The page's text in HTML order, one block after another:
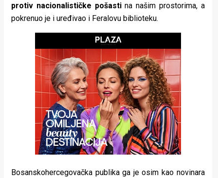
Ideje
Aktivizam
Aktuelnosti
About
protiv nacionalističke pošastina našim prostorima, a
pokrenuo je i uređivao i Feralovu biblioteku.
Bosanskohercegovačka publika ga je osim kao novinara